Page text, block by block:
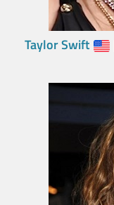
Taylor Swift